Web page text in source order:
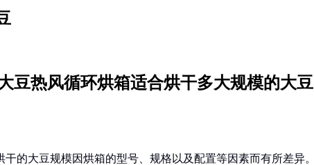
豆热风循环烘箱适合烘干多大规模的大豆
的大豆规模因烘箱的型号、规格以及配置等因素而有所差异。